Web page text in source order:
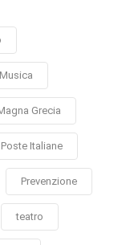
Musica
Grecia
Poste Italiane
Prevenzione
teatro